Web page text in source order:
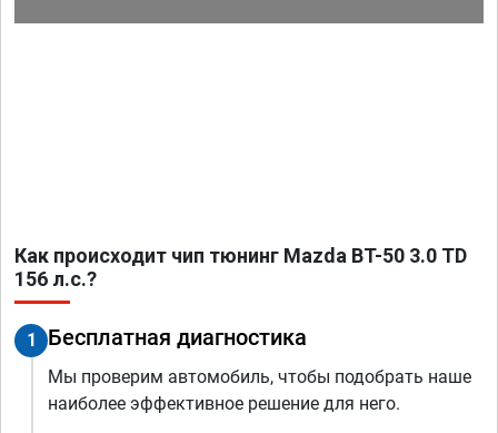
Как происходит чип тюнинг Mazda BT-50 3.0 TD
156 л.с.?
1 Бесплатная диагностика
Мы проверим автомобиль, чтобы подобрать наше
наиболее эффективное решение для него.